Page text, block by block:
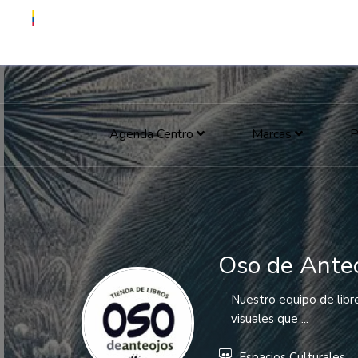
Agenda Centro Marcas
Oso de
Nuestro equipo de
visuales que ...